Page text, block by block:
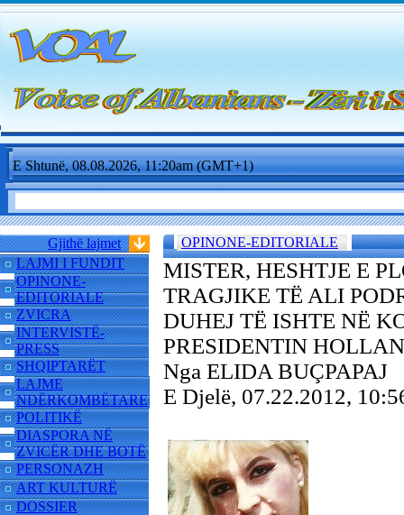
E Shtunë, 08.08.2026, 11:20am (GMT+1)
Gjithë lajmet
LAJMI I FUNDIT
OPINONE-
EDITORIALE
ZVICRA
INTERVISTË-
PRESS
SHQIPTARËT
LAJME
NDËRKOMBËTARE
POLITIKË
DIASPORA NË
ZVICËR DHE BOTË
PERSONAZH
ART KULTURË
DOSSIER
OPINONE-EDITORIALE
MISTER, HESHTJE E
TRAGJIKE TË ALI
DUHEJ TË ISHTE NË
PRESIDENTIN
Nga ELIDA BUÇPAPAJ
E Djelë, 07.22.2012,